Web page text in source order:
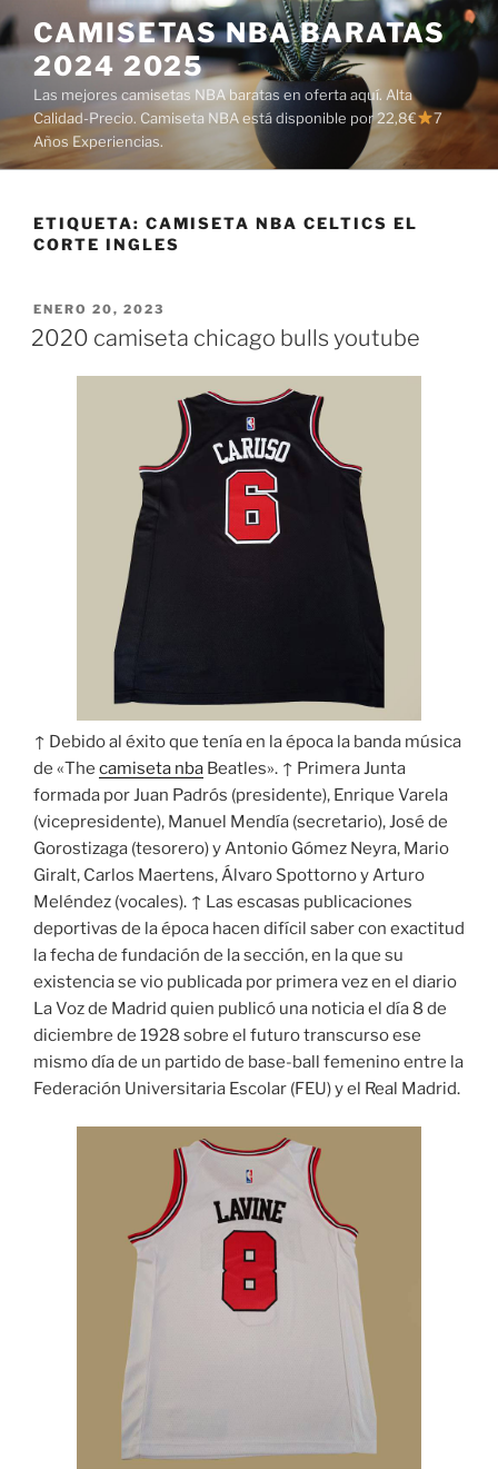
Saltar
al
contenido
CAMISETAS NBA BARATAS
2024 2025
Las mejores camisetas NBA baratas en oferta aquí. Alta
Calidad-Precio. Camiseta NBA está disponible por 22,8€
7
Años Experiencias.
ETIQUETA: CAMISETA NBA CELTICS EL
CORTE INGLES
PUBLICADO
EL
ENERO 20, 2023
2020 camiseta chicago bulls youtube
↑ Debido al éxito que tenía en la época la banda música
de «The camiseta nba Beatles». ↑ Primera Junta
formada por Juan Padrós (presidente), Enrique Varela
(vicepresidente), Manuel Mendía (secretario), José de
Gorostizaga (tesorero) y Antonio Gómez Neyra, Mario
Giralt, Carlos Maertens, Álvaro Spottorno y Arturo
Meléndez (vocales). ↑ Las escasas publicaciones
deportivas de la época hacen difícil saber con exactitud
la fecha de fundación de la sección, en la que su
existencia se vio publicada por primera vez en el diario
La Voz de Madrid quien publicó una noticia el día 8 de
diciembre de 1928 sobre el futuro transcurso ese
mismo día de un partido de base-ball femenino entre la
Federación Universitaria Escolar (FEU) y el Real Madrid.